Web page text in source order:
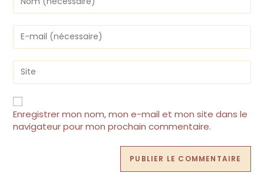
your
name
or
username
to
comment
Enter
your
email
address
to
comment
Saisir
l’URL
de
votre
site
(facultatif)
Enregistrer mon nom, mon e-mail et mon site dans le
navigateur pour mon prochain commentaire.